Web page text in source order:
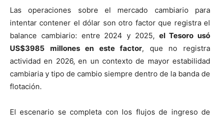
Las operaciones sobre el mercado cambiario para
intentar contener el dólar son otro factor que registra el
balance cambiario: entre 2024 y 2025, el Tesoro usó
US$3985 millones en este factor, que no registra
actividad en 2026, en un contexto de mayor estabilidad
cambiaria y tipo de cambio siempre dentro de la banda de
flotación.
El escenario se completa con los flujos de ingreso de